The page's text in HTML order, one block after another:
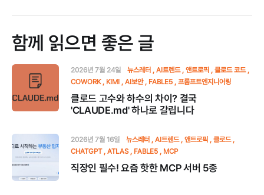
함께 읽으면 좋은 글
2026년 7월 24일 뉴스레터 AI트렌드 앤트로픽
클로드 코드
COWORK
KIMI AI보안 FABLE5 프롬프트엔지니어링
클로드 고수와 하수의 차이? 결국
'CLAUDE.md' 하나로 갈립니다
2026년 7월 16일 뉴스레터 AI트렌드 앤트로픽
클로드
CHATGPT
ATLAS FABLE5 MCP
직장인 필수! 요즘 핫한 MCP 서버 5종